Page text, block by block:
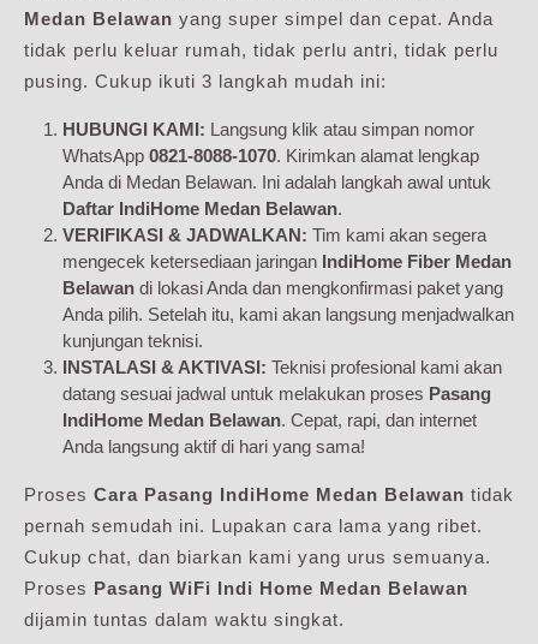
Medan Belawan yang super simpel dan cepat. Anda
tidak perlu keluar rumah, tidak perlu antri, tidak perlu
pusing. Cukup ikuti 3 langkah mudah ini:
HUBUNGI KAMI: Langsung klik atau simpan nomor
WhatsApp 0821-8088-1070. Kirimkan alamat lengkap
Anda di Medan Belawan. Ini adalah langkah awal untuk
Daftar IndiHome Medan Belawan.
VERIFIKASI & JADWALKAN: Tim kami akan segera
mengecek ketersediaan jaringan IndiHome Fiber Medan
Belawan di lokasi Anda dan mengkonfirmasi paket yang
Anda pilih. Setelah itu, kami akan langsung menjadwalkan
kunjungan teknisi.
INSTALASI & AKTIVASI: Teknisi profesional kami akan
datang sesuai jadwal untuk melakukan proses Pasang
IndiHome Medan Belawan. Cepat, rapi, dan internet
Anda langsung aktif di hari yang sama!
Proses Cara Pasang IndiHome Medan Belawan tidak
pernah semudah ini. Lupakan cara lama yang ribet.
Cukup chat, dan biarkan kami yang urus semuanya.
Proses Pasang WiFi Indi Home Medan Belawan
dijamin tuntas dalam waktu singkat.